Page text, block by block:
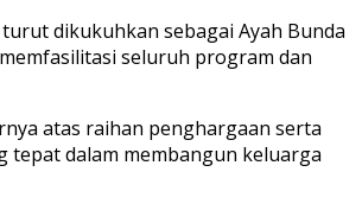
dikukuhkan sebagai Ayah Bunda
seluruh program dan
atas raihan penghargaan serta
tepat dalam membangun keluarga